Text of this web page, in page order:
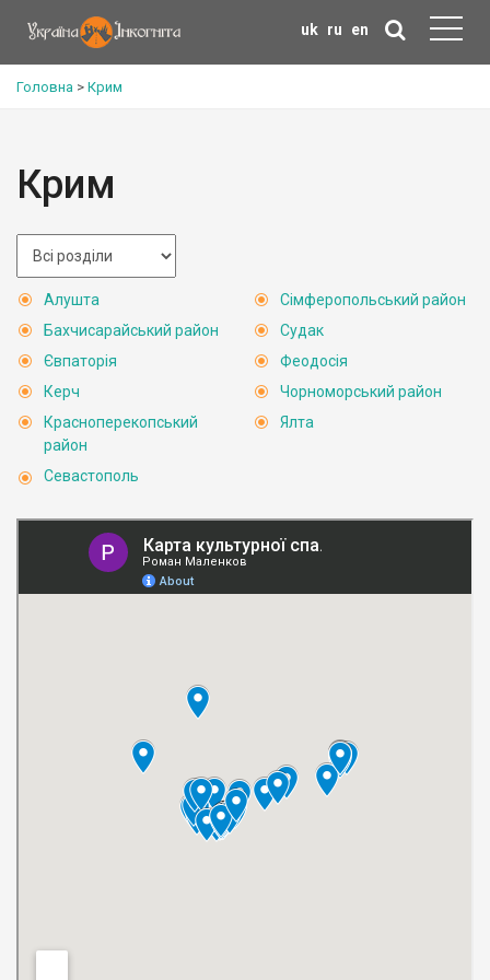
uk ru en
Головна > Крим
Крим
Алушта
Бахчисарайський район
Євпаторія
Керч
Красноперекопський
район
Севастополь
Сімферопольський район
Судак
Феодосія
Чорноморський район
Ялта